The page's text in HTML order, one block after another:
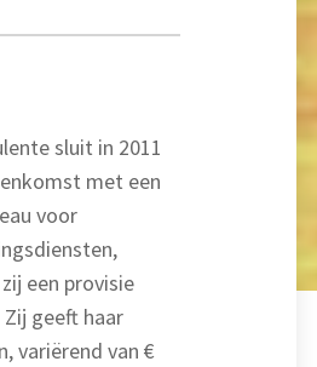
sluit in 2011
met een
voor
een provisie
geeft haar
variërend van €